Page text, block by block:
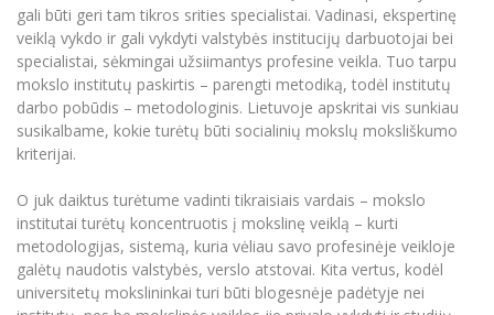
Intranetas
eDVS
Microsoft Office 365
MRU mobilios programėlės
Pagalbos sistema
Kontaktų paieška
gali būti geri tam tikros srities specialistai. Vadinasi, ekspertinę
veiklą vykdo ir gali vykdyti valstybės institucijų darbuotojai bei
specialistai, sėkmingai užsiimantys profesine veikla. Tuo tarpu
mokslo institutų paskirtis – parengti metodiką, todėl institutų
darbo pobūdis – metodologinis. Lietuvoje apskritai vis sunkiau
susikalbame, kokie turėtų būti socialinių mokslų moksliškumo
kriterijai.
O juk daiktus turėtume vadinti tikraisiais vardais – mokslo
institutai turėtų koncentruotis į mokslinę veiklą – kurti
metodologijas, sistemą, kuria vėliau savo profesinėje veikloje
galėtų naudotis valstybės, verslo atstovai. Kita vertus, kodėl
universitetų mokslininkai turi būti blogesnėje padėtyje nei